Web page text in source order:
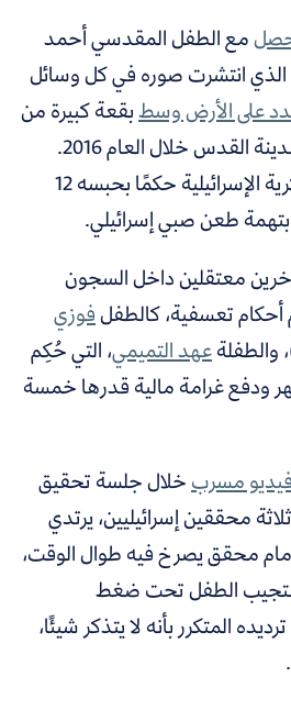
مع الطفل المقدسي أحمد
الذي انتشرت صوره في كل وسائل
على الأرض وسطبقعة كبيرة من
الدماء في أحد شوارع مدينة القدس خلال العام 2016.
أصدرت المحكمة العسكرية الإسرائيلية حكمًا بحبسه 12
طعن صبي إسرائيلي.
معتقلين داخل السجون
أحكام تعسفية، كالطفلفوزي
عهد التميمي،التي حُكِم
ودفع غرامة مالية قدرها خمسة
مسربخلال جلسة تحقيق
محققين إسرائيليين، يرتدي
محقق يصرخ فيه طوال الوقت،
الطفل تحت ضغط
المتكرر بأنه لا يتذكر شيئًا،